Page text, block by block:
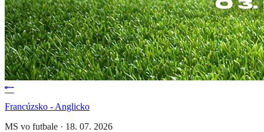
Francúzsko - Anglicko
MS vo futbale · 18. 07. 2026